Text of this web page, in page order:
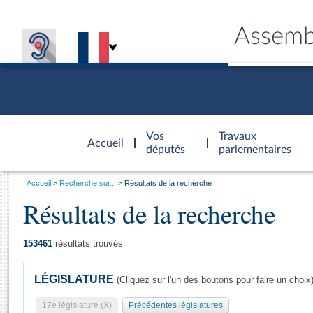
Accueil
d'accueil
Vos
députés
Travaux
parlementaires
Général
Vous
Accueil Recherche sur... Résultats de la recherche
Résultats de la recherche
153461 résultats trouvés
LÉGISLATURE (Cliquez sur l'un des boutons pour faire un choix)
17e législature (X) Précédentes législatures